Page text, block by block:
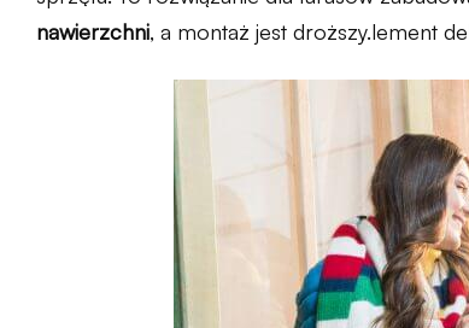
nawierzchni, a montaż jest droższy.lement